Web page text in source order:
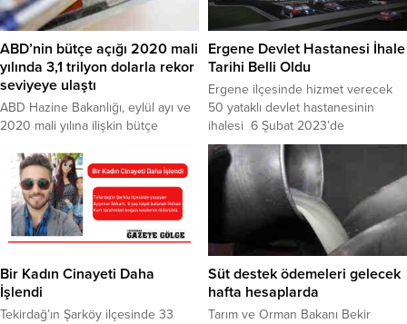
göre, Hazine ve Maliye Bakanlığı’na
bağlı Muhasebat Genel
Müdürlüğü’nün yayımladığı
“Merkezi Yönetim Bütçe
Gerçekleşmeleri Tablosu, pandemi
döneminde de danışmanlık,
gayrimenkul onarım, hizmet...
haftasında bu sezon Ruslara açık
tüm tatil yerleri arasında VTB
müşterilerinin harcamalarında lider
ülke oldu. Açıklamada,...
ABD’nin bütçe açığı 2020 mali
yılında 3,1 trilyon dolarla rekor
seviyeye ulaştı
ABD Hazine Bakanlığı, eylül ayı ve
2020 mali yılına ilişkin bütçe
2019'da başlayan ve 30 Eylül
2020'de sona eren 2020 mali
yılının son ayında federal
hükümetin bütçe açığı 125 milyar
dolar oldu.
Ergene Devlet Hastanesi İhale
Tarihi Belli Oldu
Ergene ilçesinde hizmet verecek
50 yataklı devlet hastanesinin
ihalesi 6 Şubat 2023’de
gerçekleşecek. Konuyla ilgili
açıklamada bulunan AK Parti
Milletvekili Mustafa Yel, AK Parti
MKYK toplantısında Sağlık Bakanı
Fahrettin Koca ile görüşmeleri
neticesinde ihale tarihinin
müjdesini aldığını söyledi. “İlimize
ve Ergene ilçemize hayırlı uğurlu
olsun” diyen Yel, “İhalesi yapılacak
Ergene...
Bir Kadın Cinayeti Daha
İşlendi
Tekirdağ’ın Şarköy ilçesinde 33
Süt destek ödemeleri gelecek
hafta hesaplarda
Tarım ve Orman Bakanı Bekir